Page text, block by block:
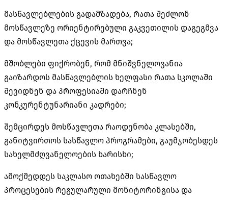
მასწავლებლების გადამზადება, რათა შეძლონ
მოსწავლეზე ორიენტირებული გაკვეთილის დაგეგმვა
და მოსწავლეთა ქცევის მართვა;
მშობლები ფიქრობენ, რომ მნიშვნელოვანია
გაიზარდოს მასწავლებლის ხელფასი რათა სკოლაში
შევიდნენ და პროფესიაში დარჩნენ
კონკურენტუნარიანი კადრები;
შემცირდეს მოსწავლეთა რაოდენობა კლასებში,
განიტვირთოს სასწავლო პროგრამები, გაუმჯობესდეს
სახელმძღვანელოების ხარისხი;
ამოქმედდეს საკლასო ოთახებში სასწავლო
პროცესების რეგულარული მონიტორინგისა და